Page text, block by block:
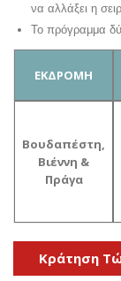
να αλλάξει η
Το πρόγραμμα
ΕΚΔΡΟΜΗ
Βουδαπέστη,
Βιέννη &
Πράγα
Kράτηση